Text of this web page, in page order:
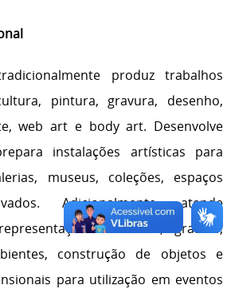
produz trabalhos
pintura, gravura, desenho,
web art e body art. Desenvolve
instalações artísticas para
museus, coleções, espaços
Adicionalmente, atende
de cenas, grafites,
construção de objetos e
para utilização em eventos